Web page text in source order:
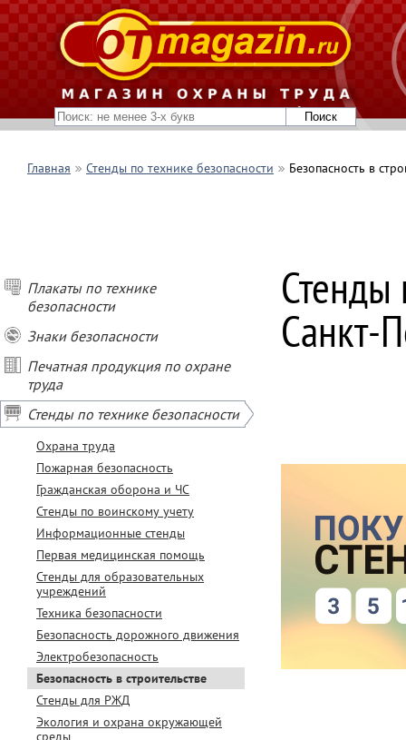
Главная Стенды по технике безопасности Безопасность в
Плакаты по технике
безопасности
Знаки безопасности
Печатная продукция по охране
труда
Стенды по технике безопасности
Охрана труда
Пожарная безопасность
Гражданская оборона и ЧС
Стенды по воинскому учету
Информационные стенды
Первая медицинская помощь
Стенды для образовательных
учреждений
Техника безопасности
Безопасность дорожного движения
Электробезопасность
Безопасность в строительстве
Стенды для РЖД
Экология и охрана окружающей
среды
Стенды
Санкт-
ПОКУПАЙ
- при покупке
- при покупке